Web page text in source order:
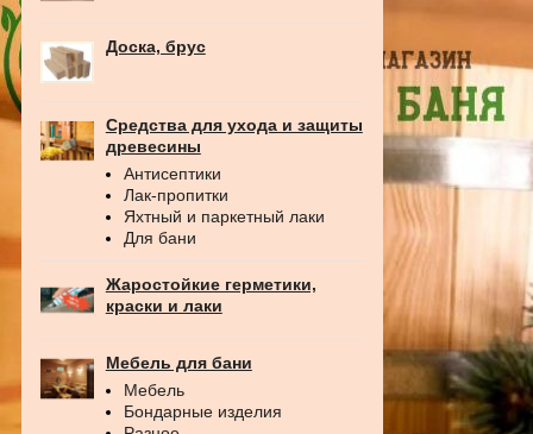
Доска, брус
Средства для ухода и защиты
древесины
Антисептики
Лак-пропитки
Яхтный и паркетный лаки
Для бани
Жаростойкие герметики,
краски и лаки
Мебель для бани
Мебель
Бондарные изделия